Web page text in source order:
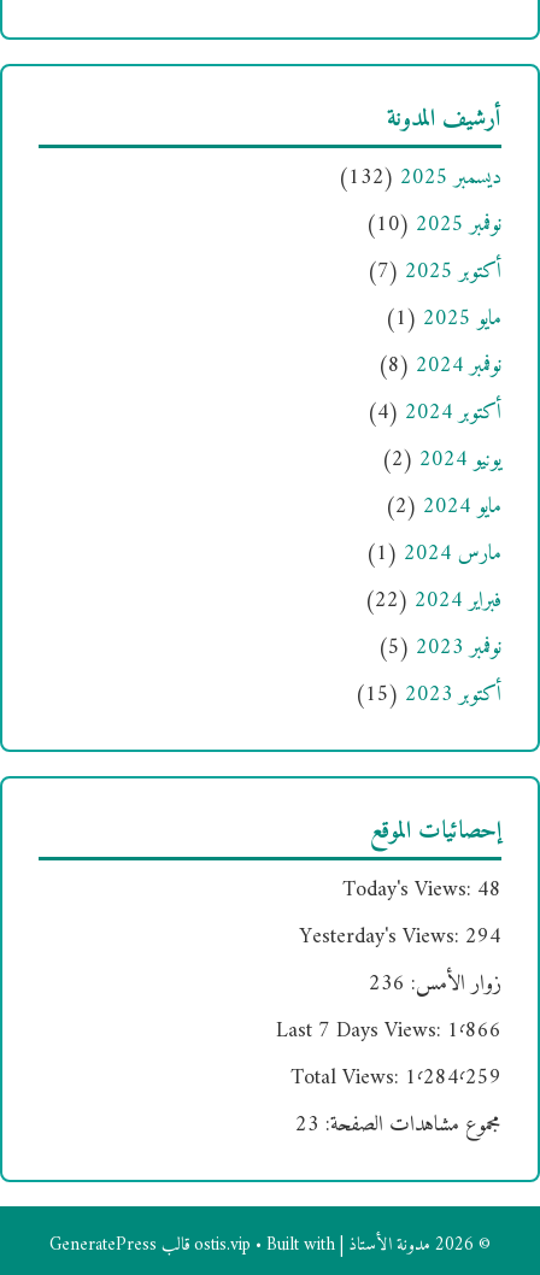
أرشيف المدونة
ديسمبر 2025
(132)
نوفمبر 2025
(10)
أكتوبر 2025
(7)
مايو 2025
(1)
نوفمبر 2024
(8)
أكتوبر 2024
(4)
يونيو 2024
(2)
مايو 2024
(2)
مارس 2024
(1)
فبراير 2024
(22)
نوفمبر 2023
(5)
أكتوبر 2023
(15)
إحصائيات الموقع
Today's Views: 48
Yesterday's Views: 294
زوار الأمس: 236
Last 7 Days Views: 1٬866
Total Views: 1٬284٬259
مجموع مشاهدات الصفحة: 23
© 2026 مدونة الأستاذ | ostis.vip • Built with قالب GeneratePress